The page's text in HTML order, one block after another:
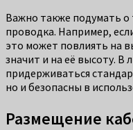
Важно также подумать о
проводка. Например,
это может повлиять на
значит и на её высоту. В
придерживаться
но и безопасны в
Размещение